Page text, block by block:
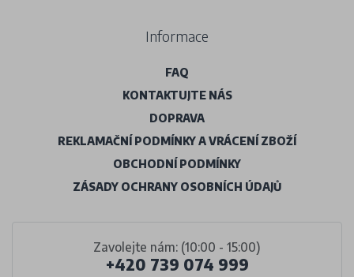
Zavolejte nám: (10:00 - 15:00)
+420 739 074 999
Informace
FAQ
KONTAKTUJTE NÁS
DOPRAVA
REKLAMAČNÍ PODMÍNKY A VRÁCENÍ ZBOŽÍ
OBCHODNÍ PODMÍNKY
ZÁSADY OCHRANY OSOBNÍCH ÚDAJŮ